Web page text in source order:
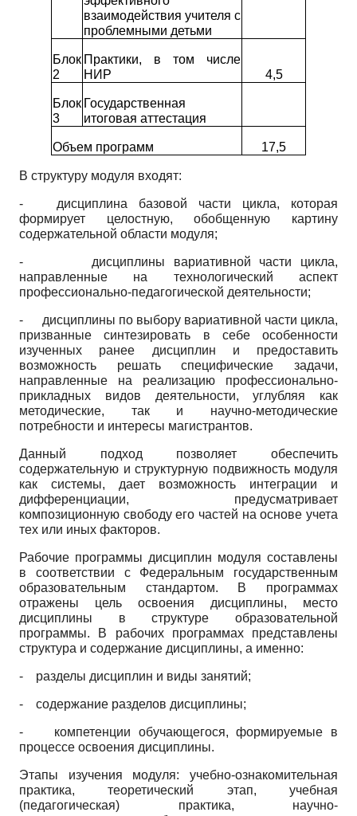
взаимодействия учителя с
проблемными детьми
Блок
2
Практики, в том числе
НИР
4,5
Блок
3
Государственная
итоговая аттестация
Объем программ 17,5
В структуру модуля входят:
- дисциплина базовой части цикла, которая
формирует целостную, обобщенную картину
содержательной области модуля;
- дисциплины вариативной части цикла,
направленные на технологический аспект
профессионально-педагогической деятельности;
- дисциплины по выбору вариативной части цикла,
призванные синтезировать в себе особенности
изученных ранее дисциплин и предоставить
возможность решать специфические задачи,
направленные на реализацию профессионально-
прикладных видов деятельности, углубляя как
методические, так и научно-методические
потребности и интересы магистрантов.
Данный подход позволяет обеспечить
содержательную и структурную подвижность модуля
как системы, дает возможность интеграции и
дифференциации, предусматривает
композиционную свободу его частей на основе учета
тех или иных факторов.
Рабочие программы дисциплин модуля составлены
в соответствии с Федеральным государственным
образовательным стандартом. В программах
отражены цель освоения дисциплины, место
дисциплины в структуре образовательной
программы. В рабочих программах представлены
структура и содержание дисциплины, а именно:
- разделы дисциплин и виды занятий;
- содержание разделов дисциплины;
- компетенции обучающегося, формируемые в
процессе освоения дисциплины.
Этапы изучения модуля: учебно-ознакомительная
практика, теоретический этап, учебная
(педагогическая) практика, научно-